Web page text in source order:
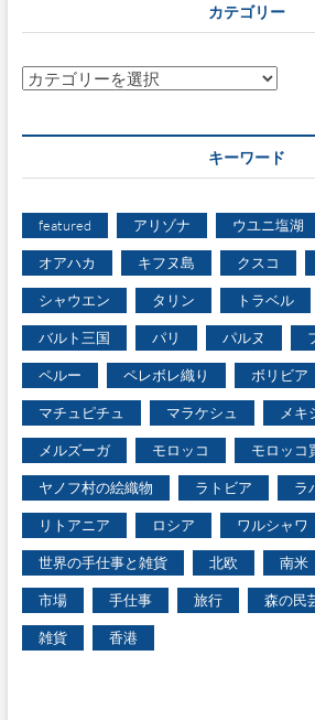
カテゴリー
カ
ー
キーワード
featured アリゾナ ウユニ塩湖
オアハカ キフヌ島 クスコ
シャウエン タリン トラベル
バルト三国 パリ パルヌ
ペルー ペレボレ織り ボリビア
マチュピチュ マラケシュ メキ
メルズーガ モロッコ モロッコ
ヤノフ村の絵織物 ラトビア ラ
リトアニア ロシア ワルシャワ
世界の手仕事と雑貨 北欧 南米
市場 手仕事 旅行 森の民
雑貨 香港